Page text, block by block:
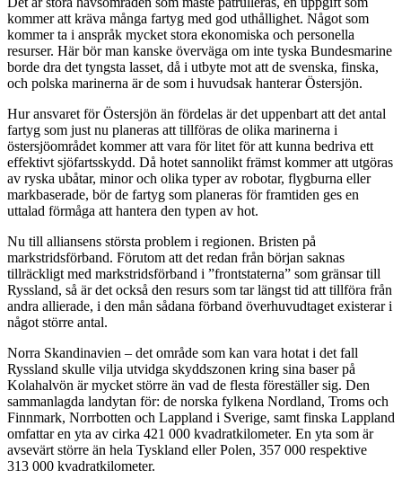
kommer att kräva många fartyg med god uthållighet. Något som
kommer ta i anspråk mycket stora ekonomiska och personella
resurser. Här bör man kanske överväga om inte tyska Bundesmarine
borde dra det tyngsta lasset, då i utbyte mot att de svenska, finska,
och polska marinerna är de som i huvudsak hanterar Östersjön.
Hur ansvaret för Östersjön än fördelas är det uppenbart att det antal
fartyg som just nu planeras att tillföras de olika marinerna i
östersjöområdet kommer att vara för litet för att kunna bedriva ett
effektivt sjöfartsskydd. Då hotet sannolikt främst kommer att utgöras
av ryska ubåtar, minor och olika typer av robotar, flygburna eller
markbaserade, bör de fartyg som planeras för framtiden ges en
uttalad förmåga att hantera den typen av hot.
Nu till alliansens största problem i regionen. Bristen på
markstridsförband. Förutom att det redan från början saknas
tillräckligt med markstridsförband i ”frontstaterna” som gränsar till
Ryssland, så är det också den resurs som tar längst tid att tillföra från
andra allierade, i den mån sådana förband överhuvudtaget existerar i
något större antal.
Norra Skandinavien – det område som kan vara hotat i det fall
Ryssland skulle vilja utvidga skyddszonen kring sina baser på
Kolahalvön är mycket större än vad de flesta föreställer sig. Den
sammanlagda landytan för: de norska fylkena Nordland, Troms och
Finnmark, Norrbotten och Lappland i Sverige, samt finska Lappland
omfattar en yta av cirka 421 000 kvadratkilometer. En yta som är
avsevärt större än hela Tyskland eller Polen, 357 000 respektive
313 000 kvadratkilometer.